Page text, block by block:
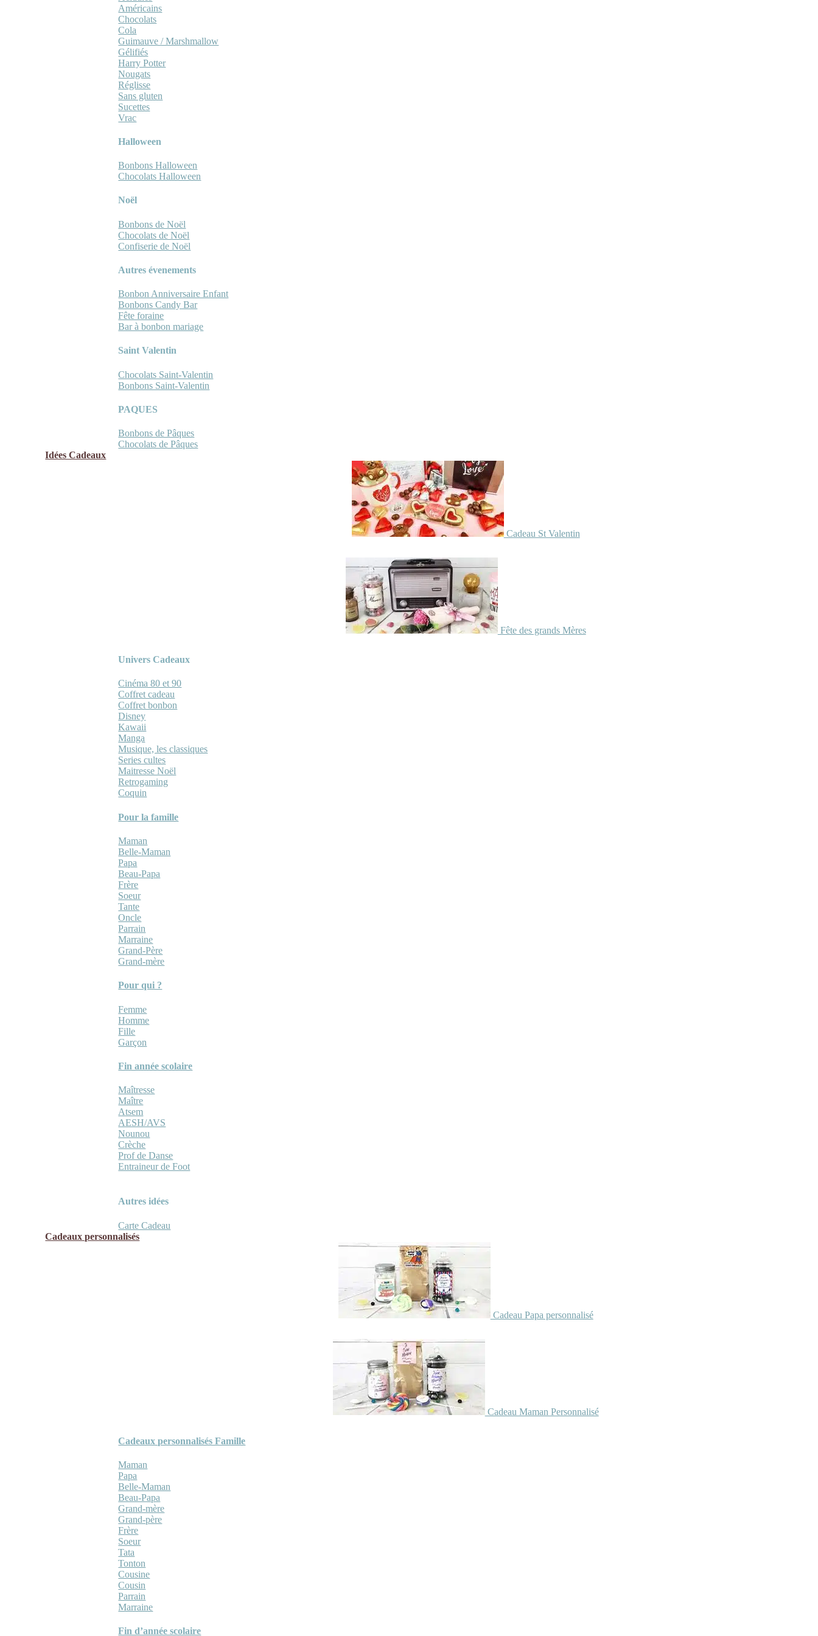
Américains
Chocolats
Cola
Guimauve / Marshmallow
Gélifiés
Harry Potter
Nougats
Réglisse
Sans gluten
Sucettes
Vrac
Halloween
Bonbons Halloween
Chocolats Halloween
Noël
Bonbons de Noël
Chocolats de Noël
Confiserie de Noël
Autres évenements
Bonbon Anniversaire Enfant
Bonbons Candy Bar
Fête foraine
Bar à bonbon mariage
Saint Valentin
Chocolats Saint-Valentin
Bonbons Saint-Valentin
PAQUES
Bonbons de Pâques
Chocolats de Pâques
Idées Cadeaux
Cadeau St Valentin
Fête des grands Mères
Univers Cadeaux
Cinéma 80 et 90
Coffret cadeau
Coffret bonbon
Disney
Kawaii
Manga
Musique, les classiques
Series cultes
Maitresse Noël
Retrogaming
Coquin
Pour la famille
Maman
Belle-Maman
Papa
Beau-Papa
Frère
Soeur
Tante
Oncle
Parrain
Marraine
Grand-Père
Grand-mère
Pour qui ?
Femme
Homme
Fille
Garçon
Fin année scolaire
Maîtresse
Maître
Atsem
AESH/AVS
Nounou
Crèche
Prof de Danse
Entraineur de Foot
Autres idées
Carte Cadeau
Cadeaux personnalisés
Cadeau Papa personnalisé
Cadeau Maman Personnalisé
Cadeaux personnalisés Famille
Maman
Papa
Belle-Maman
Beau-Papa
Grand-mère
Grand-père
Frère
Soeur
Tata
Tonton
Cousine
Cousin
Parrain
Marraine
Fin d’année scolaire